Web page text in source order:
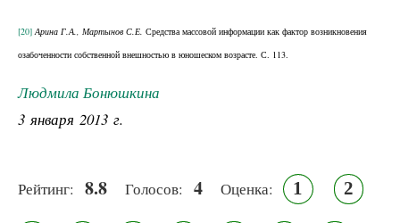
[20] Арина Г.А., Мартынов С.Е. Средства массовой информации как фактор возникновения
озабоченности собственной внешностью в юношеском возрасте. С. 113.
Людмила Бонюшкина
3 января 2013 г.
Рейтинг: 8.8 Голосов: 4 Оценка: 1 2